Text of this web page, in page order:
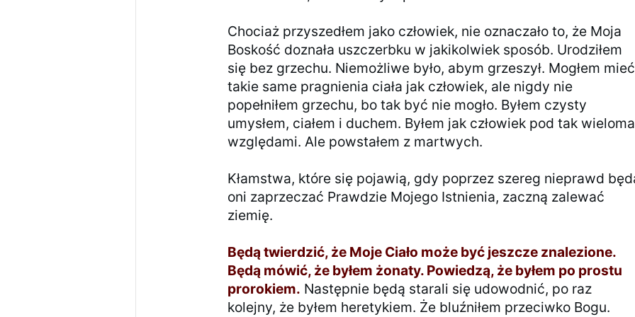
Chociaż przyszedłem jako człowiek, nie oznaczało to, że Moja
Boskość doznała uszczerbku w jakikolwiek sposób. Urodziłem
się bez grzechu. Niemożliwe było, abym grzeszył. Mogłem mieć
takie same pragnienia ciała jak człowiek, ale nigdy nie
popełniłem grzechu, bo tak być nie mogło. Byłem czysty
umysłem, ciałem i duchem. Byłem jak człowiek pod tak wieloma
względami. Ale powstałem z martwych.
Kłamstwa, które się pojawią, gdy poprzez szereg nieprawd
oni zaprzeczać Prawdzie Mojego Istnienia, zaczną zalewać
ziemię.
Będą twierdzić, że Moje Ciało może być jeszcze znalezione.
Będą mówić, że byłem żonaty. Powiedzą, że byłem po prostu
prorokiem. Następnie będą starali się udowodnić, po raz
kolejny, że byłem heretykiem. Że bluźniłem przeciwko Bogu.